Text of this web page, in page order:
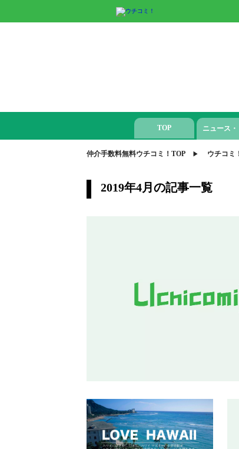
TOP ニュース
仲介手数料無料ウチコミ！TOP ウチコミ
2019年4月の記事一覧